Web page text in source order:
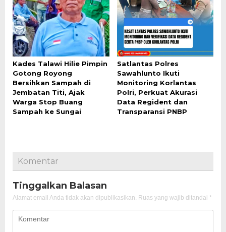
Kades Talawi Hilie Pimpin
Gotong Royong
Bersihkan Sampah di
Jembatan Titi, Ajak
Warga Stop Buang
Sampah ke Sungai
Satlantas Polres
Sawahlunto Ikuti
Monitoring Korlantas
Polri, Perkuat Akurasi
Data Regident dan
Transparansi PNBP
Komentar
Tinggalkan Balasan
Alamat email Anda tidak akan dipublikasikan. Ruas yang wajib ditandai *